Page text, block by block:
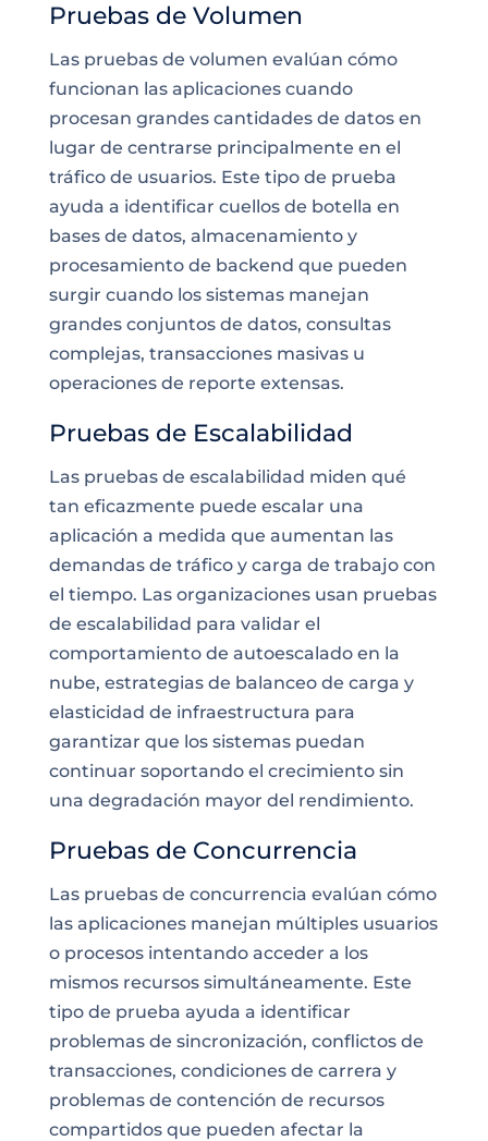
Pruebas de Volumen
Las pruebas de volumen evalúan cómo
funcionan las aplicaciones cuando
procesan grandes cantidades de datos en
lugar de centrarse principalmente en el
tráfico de usuarios. Este tipo de prueba
ayuda a identificar cuellos de botella en
bases de datos, almacenamiento y
procesamiento de backend que pueden
surgir cuando los sistemas manejan
grandes conjuntos de datos, consultas
complejas, transacciones masivas u
operaciones de reporte extensas.
Pruebas de Escalabilidad
Las pruebas de escalabilidad miden qué
tan eficazmente puede escalar una
aplicación a medida que aumentan las
demandas de tráfico y carga de trabajo con
el tiempo. Las organizaciones usan pruebas
de escalabilidad para validar el
comportamiento de autoescalado en la
nube, estrategias de balanceo de carga y
elasticidad de infraestructura para
garantizar que los sistemas puedan
continuar soportando el crecimiento sin
una degradación mayor del rendimiento.
Pruebas de Concurrencia
Las pruebas de concurrencia evalúan cómo
las aplicaciones manejan múltiples usuarios
o procesos intentando acceder a los
mismos recursos simultáneamente. Este
tipo de prueba ayuda a identificar
problemas de sincronización, conflictos de
transacciones, condiciones de carrera y
problemas de contención de recursos
compartidos que pueden afectar la